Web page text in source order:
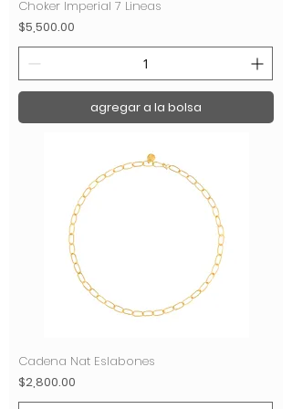
Choker Imperial 7 Lineas
Precio
$5,500.00
agregar a la bolsa
Cadena Nat Eslabones
Precio
$2,800.00